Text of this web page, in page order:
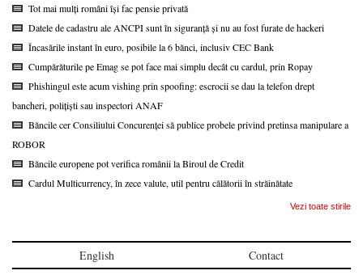
Tot mai mulți români își fac pensie privată
Datele de cadastru ale ANCPI sunt în siguranță și nu au fost furate de hackeri
Încasările instant în euro, posibile la 6 bănci, inclusiv CEC Bank
Cumpărăturile pe Emag se pot face mai simplu decât cu cardul, prin Ropay
Phishingul este acum vishing prin spoofing: escrocii se dau la telefon drept
bancheri, polițiști sau inspectori ANAF
Băncile cer Consiliului Concurenței să publice probele privind pretinsa manipulare a
ROBOR
Băncile europene pot verifica românii la Biroul de Credit
Cardul Multicurrency, în zece valute, util pentru călătorii în străinătate
Vezi toate stirile
English Contact